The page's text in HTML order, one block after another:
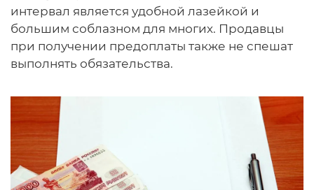
интервал является удобной лазейкой и
большим соблазном для многих. Продавцы
при получении предоплаты также не спешат
выполнять обязательства.